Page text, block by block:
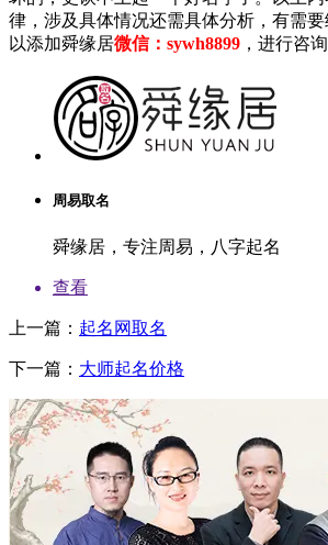
律，涉及具体情况还需具体分析，有需
以添加舜缘居微信：sywh8899 ，进行咨
周易取名
舜缘居，专注周易，八字起名
查看
上一篇： 起名网取名
下一篇： 大师起名价格